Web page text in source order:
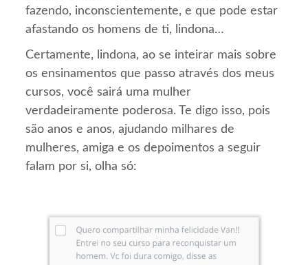
fazendo, inconscientemente, e que pode estar
afastando os homens de ti, lindona…
Certamente, lindona, ao se inteirar mais sobre
os ensinamentos que passo através dos meus
cursos, você sairá uma mulher
verdadeiramente poderosa. Te digo isso, pois
são anos e anos, ajudando milhares de
mulheres, amiga e os depoimentos a seguir
falam por si, olha só: